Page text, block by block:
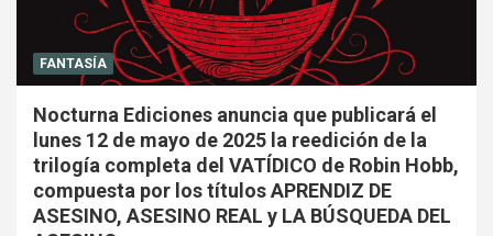
FANTASÍA
Nocturna Ediciones anuncia que publicará el
lunes 12 de mayo de 2025 la reedición de la
trilogía completa del VATÍDICO de Robin Hobb,
compuesta por los títulos APRENDIZ DE
ASESINO, ASESINO REAL y LA BÚSQUEDA DEL